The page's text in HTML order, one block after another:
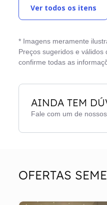
Câmera de Ré
Computador de bordo
Direção elétrica
Faróis de Led
Ver todos os itens
* Imagens meramente
Preços sugeridos e
confirme todas as
AINDA TEM
Fale com um de
OFERTAS